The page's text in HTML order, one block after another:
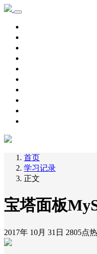
首页
学习记录
正文
宝塔面板
2017年 10月 31日 2805点